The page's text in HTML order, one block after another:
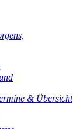
& Übersicht